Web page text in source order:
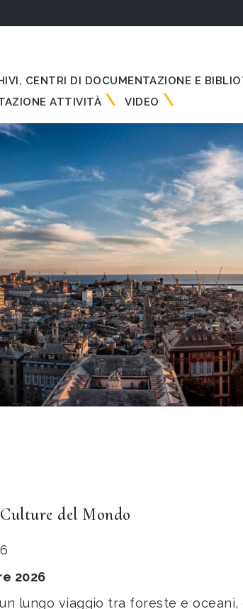
CENTRI DI DOCUMENTAZIONE E
ATTIVITÀ VIDEO
del Mondo
2026
lungo viaggio tra foreste e